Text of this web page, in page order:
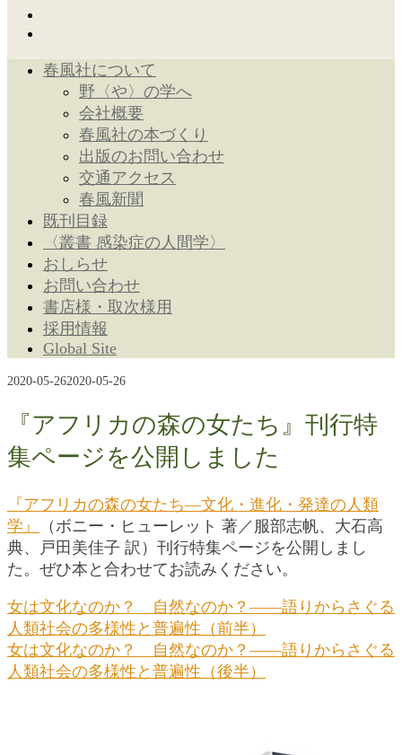
春風社について
野〈や〉の学へ
会社概要
春風社の本づくり
出版のお問い合わせ
交通アクセス
春風新聞
既刊目録
〈叢書 感染症の人間学〉
おしらせ
お問い合わせ
書店様・取次様用
採用情報
Global Site
2020-05-262020-05-26
『アフリカの森の女たち』刊行特
集ページを公開しました
『アフリカの森の女たち―文化・進化・発達の人類
学』
（ボニー・ヒューレット 著／服部志帆、大石高
典、戸田美佳子 訳）刊行特集ページを公開しまし
た。ぜひ本と合わせてお読みください。
女は文化なのか？ 自然なのか？――語りからさぐる
人類社会の多様性と普遍性（前半）
女は文化なのか？ 自然なのか？――語りからさぐる
人類社会の多様性と普遍性（後半）